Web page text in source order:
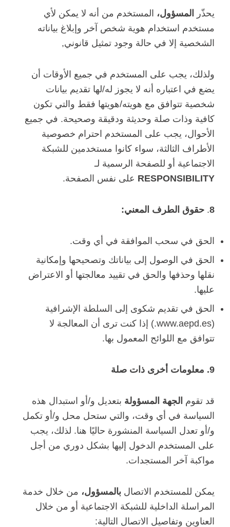
يحذّر المسؤول، المستخدم من أنه لا يمكن لأي
مستخدم استخدام هوية شخص آخر وإبلاغ بياناته
الشخصية إلا في حالة وجود تمثيل قانوني,
ولذلك، يجب على المستخدم في جميع الأوقات أن
يضع في اعتباره أنه لا يجوز له/لها تقديم بيانات
شخصية تتوافق مع هويته/هويتها فقط والتي تكون
كافية وذات صلة وحديثة ودقيقة وصحيحة. في جميع
الأحوال، يجب على المستخدم احترام خصوصية
الأطراف الثالثة، سواء كانوا مستخدمين للشبكة
الاجتماعية أو للصفحة الرسمية لـ
RESPONSIBILITY على نفس الصفحة.
8
. حقوق الطرف المعني:
الحق في سحب الموافقة في أي وقت.
الحق في الوصول إلى بياناتك وتصحيحها وإمكانية
نقلها وحذفها والحق في تقييد معالجتها أو الاعتراض
عليها.
الحق في تقديم شكوى إلى السلطة الإشرافية
(www.aepd.es.) إذا كنت ترى أن المعالجة لا
تتوافق مع اللوائح المعمول بها.
9. معلومات أخرى ذات صلة
قد تقوم الجهة المسؤولة بتعديل و/أو استبدال هذه
السياسة في أي وقت، والتي ستحل محل و/أو تكمل
و/أو تعدل السياسة المنشورة حاليًا هنا. لذلك، يجب
على المستخدم الدخول إليها بشكل دوري من أجل
مواكبة آخر المستجدات.
يمكن للمستخدم الاتصال بالمسؤول، من خلال خدمة
المراسلة الداخلية للشبكة الاجتماعية أو من خلال
العناوين وتفاصيل الاتصال التالية: